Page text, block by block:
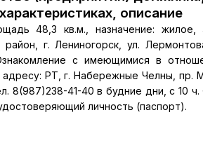
описание
48,3 кв.м., назначение: жилое,
район, г. Лениногорск, ул.
Ознакомление с имеющимися в
РТ, г. Набережные Челны, пр.
8(987)238-41-40 в будние дни, с 10
личность (паспорт).